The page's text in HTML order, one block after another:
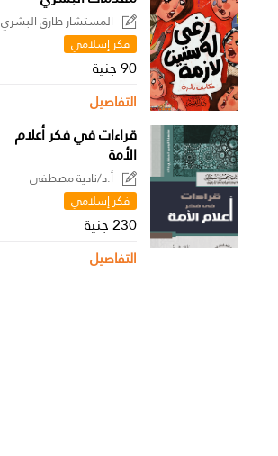
المستشار طارق البشري
فكر إسلامي
90 جنية
التفاصيل
قراءات في فكر أعلام
الأمة
أ.د/نادية مصطفى
فكر إسلامي
230 جنية
التفاصيل